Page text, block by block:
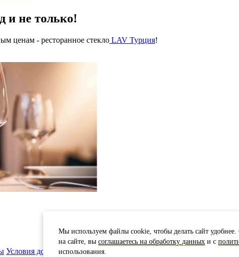
и не только!
ценам - ресторанное стекло LAV Турция!
Условия доставки Карта сайта
Мы используем файлы cookie, чтобы делать сайт удобнее.
на сайте, вы соглашаетесь на обработку данных и с
использования.